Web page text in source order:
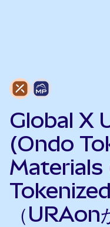
Global X
(Ondo
Materials
（URAon